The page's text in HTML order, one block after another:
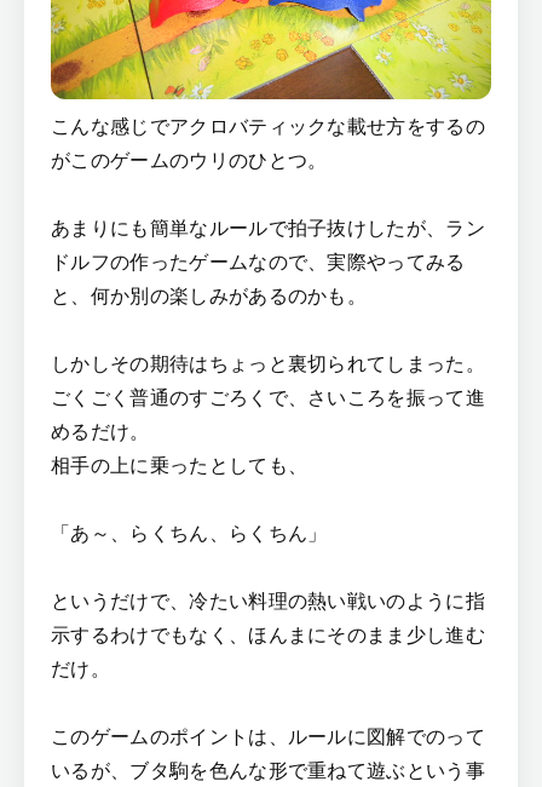
こんな感じでアクロバティックな載せ方をするの
がこのゲームのウリのひとつ。
あまりにも簡単なルールで拍子抜けしたが、ラン
ドルフの作ったゲームなので、実際やってみる
と、何か別の楽しみがあるのかも。
しかしその期待はちょっと裏切られてしまった。
ごくごく普通のすごろくで、さいころを振って進
めるだけ。
相手の上に乗ったとしても、
「あ～、らくちん、らくちん」
というだけで、冷たい料理の熱い戦いのように指
示するわけでもなく、ほんまにそのまま少し進む
だけ。
このゲームのポイントは、ルールに図解でのって
いるが、ブタ駒を色んな形で重ねて遊ぶという事